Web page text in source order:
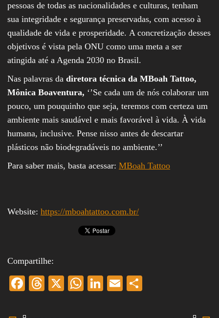
pessoas de todas as nacionalidades e culturas, tenham
sua integridade e segurança preservadas, com acesso à
qualidade de vida e prosperidade. A concretização desses
objetivos é vista pela ONU como uma meta a ser
atingida até a Agenda 2030 no Brasil.
Nas palavras da diretora técnica da MBoah Tattoo,
Mônica Boaventura, ‘’Se cada um de nós colaborar um
pouco, um pouquinho que seja, teremos com certeza um
ambiente mais saudável e mais favorável à vida. À vida
humana, inclusive. Pense nisso antes de descartar
plásticos não biodegradáveis no ambiente.’’
Para saber mais, basta acessar: MBoah Tattoo
Website: https://mboahtattoo.com.br/
Compartilhe:
Fa
T
X
W
Li
E